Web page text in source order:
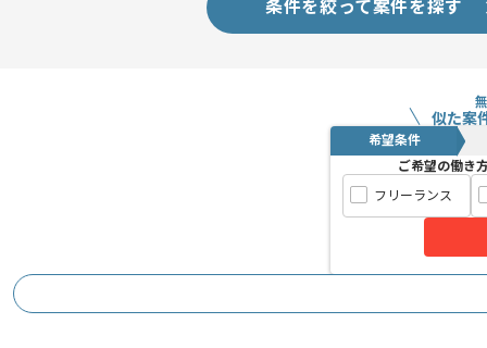
条件を絞って案件を探す
似た案
希望条件
ご希望の働き
フリーランス